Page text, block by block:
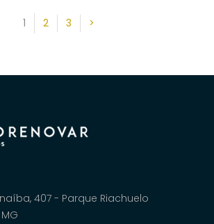
1 2 3 >
407 - Parque Riachuelo